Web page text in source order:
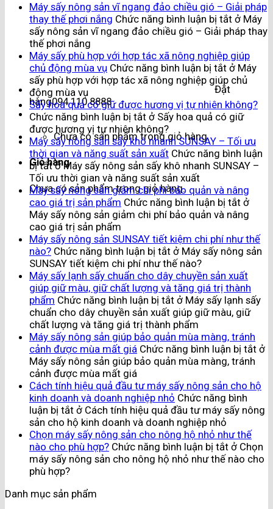
Đặt
hàng094.110.8888
Chưa có sản phẩm trong giỏ hàng.
Giỏ hàng
Chưa có sản phẩm trong giỏ hàng.
Máy sấy nông sản vĩ ngang đảo chiều gió – Giải pháp
thay thế phơi nắng Chức năng bình luận bị tắt ở Máy
sấy nông sản vĩ ngang đảo chiều gió – Giải pháp thay
thế phơi nắng
Máy sấy phù hợp với hợp tác xã nông nghiệp giúp
chủ động mùa vụ Chức năng bình luận bị tắt ở Máy
sấy phù hợp với hợp tác xã nông nghiệp giúp chủ
động mùa vụ
Sấy hoa quả có giữ được hương vị tự nhiên không?
Chức năng bình luận bị tắt ở Sấy hoa quả có giữ
được hương vị tự nhiên không?
Máy sấy nông sản sấy khô nhanh SUNSAY – Tối ưu
thời gian và năng suất sản xuất Chức năng bình luận
bị tắtở Máy sấy nông sản sấy khô nhanh SUNSAY –
Tối ưu thời gian và năng suất sản xuất
Máy sấy nông sản giảm chi phí bảo quản và nâng
cao giá trị sản phẩm Chức năng bình luận bị tắt ở
Máy sấy nông sản giảm chi phí bảo quản và nâng
cao giá trị sản phẩm
Máy sấy nông sản SUNSAY tiết kiệm chi phí như thế
nào? Chức năng bình luận bị tắt ở Máy sấy nông sản
SUNSAY tiết kiệm chi phí như thế nào?
Máy sấy lạnh sấy chuẩn cho dây chuyền sản xuất
giúp giữ màu, giữ chất lượng và tăng giá trị thành
phẩm Chức năng bình luận bị tắt ở Máy sấy lạnh sấy
chuẩn cho dây chuyền sản xuất giúp giữ màu, giữ
chất lượng và tăng giá trị thành phẩm
Máy sấy nông sản giúp bảo quản mùa màng, tránh
cảnh được mùa mất giá Chức năng bình luận bị tắt ở
Máy sấy nông sản giúp bảo quản mùa màng, tránh
cảnh được mùa mất giá
Cách tính hiệu quả đầu tư máy sấy nông sản cho hộ
kinh doanh và doanh nghiệp nhỏ Chức năng bình
luận bị tắt ở Cách tính hiệu quả đầu tư máy sấy nông
sản cho hộ kinh doanh và doanh nghiệp nhỏ
Chọn máy sấy nông sản cho nông hộ nhỏ như thế
nào cho phù hợp? Chức năng bình luận bị tắt ở Chọn
máy sấy nông sản cho nông hộ nhỏ như thế nào cho
phù hợp?
Danh mục sản phẩm